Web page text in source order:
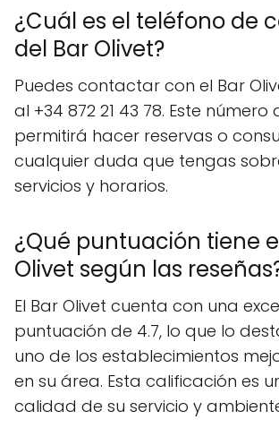
¿Cuál es el teléfono de
del Bar Olivet?
Puedes contactar con el Bar
al +34 872 21 43 78. Este
permitirá hacer reservas o
cualquier duda que tengas
servicios y horarios.
¿Qué puntuación tiene
Olivet según las
El Bar Olivet cuenta con una
puntuación de 4.7, lo que lo
uno de los establecimientos
en su área. Esta calificación es
calidad de su servicio y